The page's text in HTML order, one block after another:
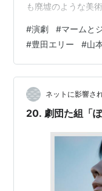
も廃墟のような美
音、lighthouse＝
のみこまれた私。
も乾いた涙で目尻
と思う。後半もう
な青柳いづみちゃ
よー。豊田エリー
#演劇 #マームと
#豊田エリー #山
ネットに影響さ
20. 劇団た組「ぽ